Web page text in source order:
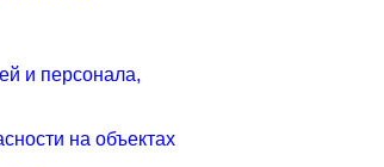
и персонала,
на объектах